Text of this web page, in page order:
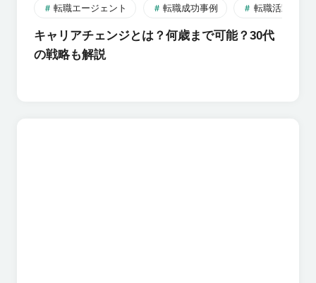
転職エージェント 転職成功事例 転職活動のす
キャリアチェンジとは？何歳まで可能？30代
の戦略も解説